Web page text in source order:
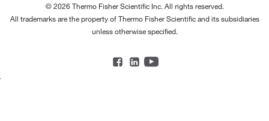
© 2026 Thermo Fisher Scientific Inc. All rights reserved.
All trademarks are the property of Thermo Fisher Scientific and its subsidiaries
unless otherwise specified.